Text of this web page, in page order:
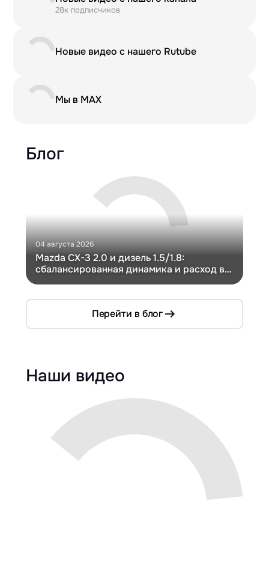
28к подписчиков
Новые видео с нашего Rutube
Мы в MAX
Блог
04 августа 2026
Mazda CX-3 2.0 и дизель 1.5/1.8:
сбалансированная динамика и расход в
Перейти в блог
Наши видео